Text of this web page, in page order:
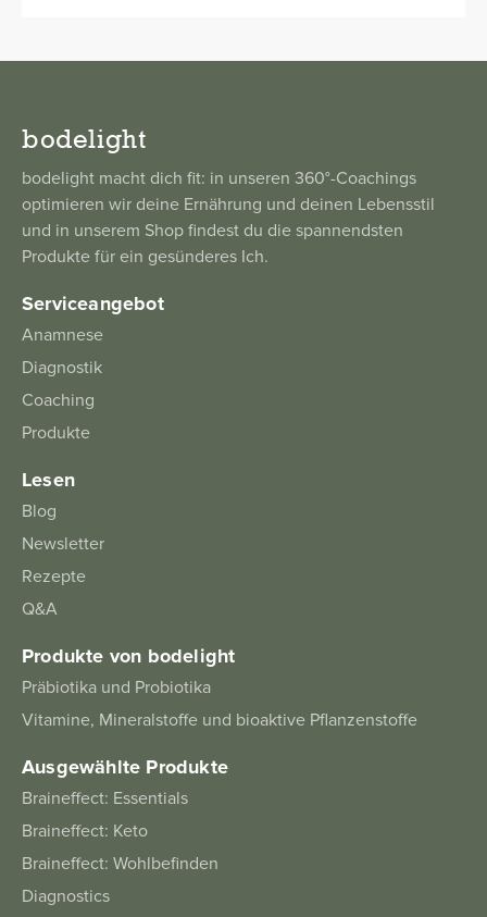
bodelight
bodelight macht dich fit: in unseren 360°-Coachings
optimieren wir deine Ernährung und deinen Lebensstil
und in unserem Shop findest du die spannendsten
Produkte für ein gesünderes Ich.
Serviceangebot
Anamnese
Diagnostik
Coaching
Produkte
Lesen
Blog
Newsletter
Rezepte
Q&A
Produkte von bodelight
Präbiotika und Probiotika
Vitamine, Mineralstoffe und bioaktive Pflanzenstoffe
Ausgewählte Produkte
Braineffect: Essentials
Braineffect: Keto
Braineffect: Wohlbefinden
Diagnostics